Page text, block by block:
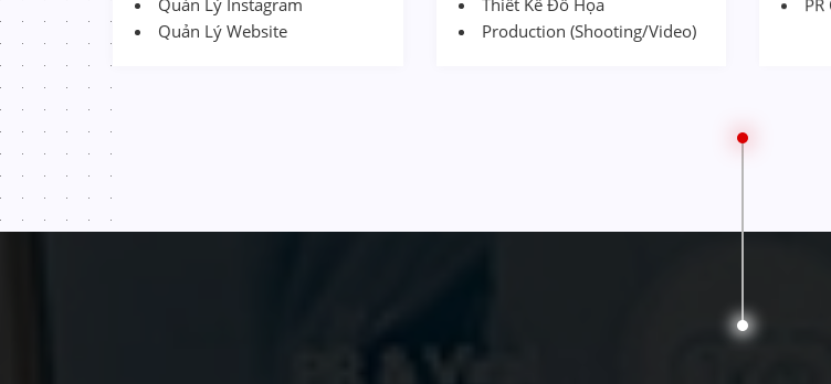
Quản Lý Instagram
Quản Lý Website
Thiết Kế Đồ Họa
Production (Shooting/Video)